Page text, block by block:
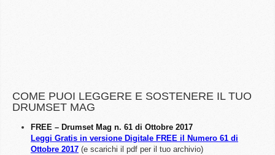
COME PUOI LEGGERE E SOSTENERE IL TUO
DRUMSET MAG
FREE – Drumset Mag n. 61 di Ottobre 2017
Leggi Gratis in versione Digitale FREE il Numero 61 di
Ottobre 2017 (e scarichi il pdf per il tuo archivio)